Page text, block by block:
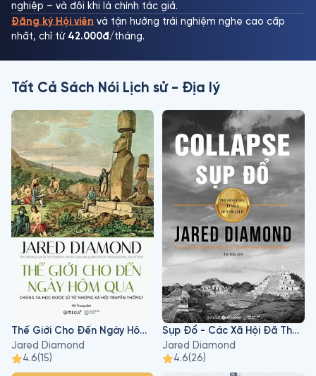
nghiệp – và đôi khi là chính tác giả.
Đăng ký Hội viên và tận hưởng trải nghiệm nghe cao cấp
nhất, chỉ từ 42.000đ/tháng.
Tất Cả Sách Nói Lịch sử - Địa lý
Thế Giới Cho Đến Ngày Hôm Qua
Jared Diamond
4.6(15)
Sụp Đổ - Các Xã Hội Đã Thất Bại Hay Thành Công Như Thế Nào?
Jared Diamond
4.6(26)